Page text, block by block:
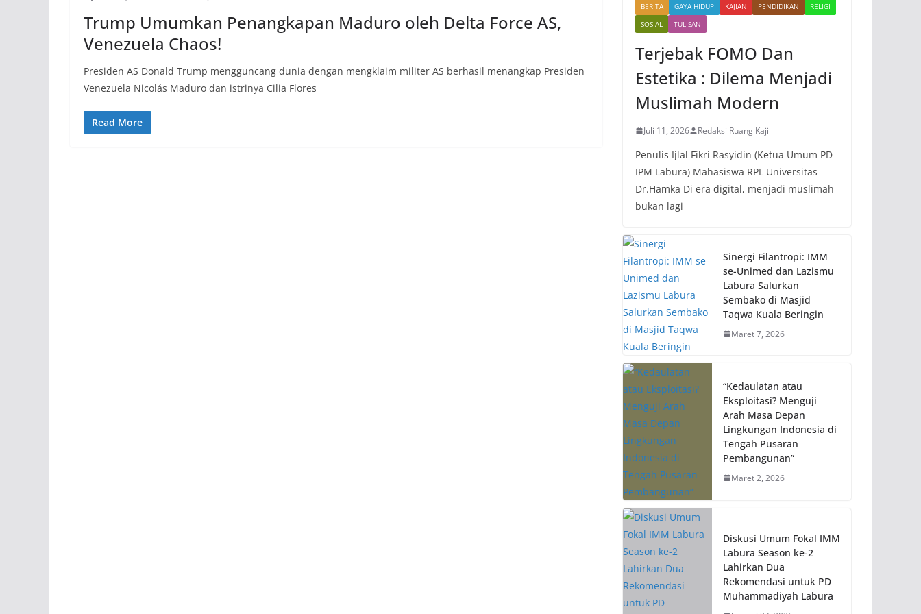
Trump Umumkan Penangkapan Maduro oleh Delta Force AS,
Venezuela Chaos!
Presiden AS Donald Trump mengguncang dunia dengan mengklaim militer AS berhasil menangkap Presiden
Venezuela Nicolás Maduro dan istrinya Cilia Flores
Read More
BERITA GAYA HIDUP KAJIAN PENDIDIKAN
RELIGI
SOSIAL
TULISAN
Terjebak FOMO Dan
Estetika : Dilema Menjadi
Muslimah Modern
Juli 11, 2026 Redaksi Ruang Kaji
Penulis Ijlal Fikri Rasyidin (Ketua Umum PD
IPM Labura) Mahasiswa RPL Universitas
Dr.Hamka Di era digital, menjadi muslimah
bukan lagi
Sinergi Filantropi: IMM
se-Unimed dan Lazismu
Labura Salurkan
Sembako di Masjid
Taqwa Kuala Beringin
Maret 7, 2026
“Kedaulatan atau
Eksploitasi? Menguji
Arah Masa Depan
Lingkungan Indonesia di
Tengah Pusaran
Pembangunan”
Maret 2, 2026
Diskusi Umum Fokal IMM
Labura Season ke-2
Lahirkan Dua
Rekomendasi untuk PD
Muhammadiyah Labura